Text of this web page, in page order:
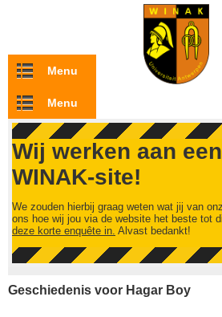
Overslaan en naar de inhoud gaan
Menu
Menu
Wij werken aan
WINAK-site!
We zouden hierbij graag weten wat jij van
ons hoe wij jou via de website het beste tot
deze korte enquête in. Alvast bedankt!
Geschiedenis voor Hagar Boy